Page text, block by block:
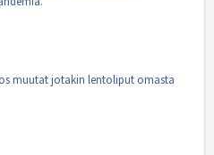
muutat jotakin lentoliput omasta